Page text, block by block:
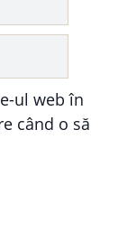
ul web în
când o să